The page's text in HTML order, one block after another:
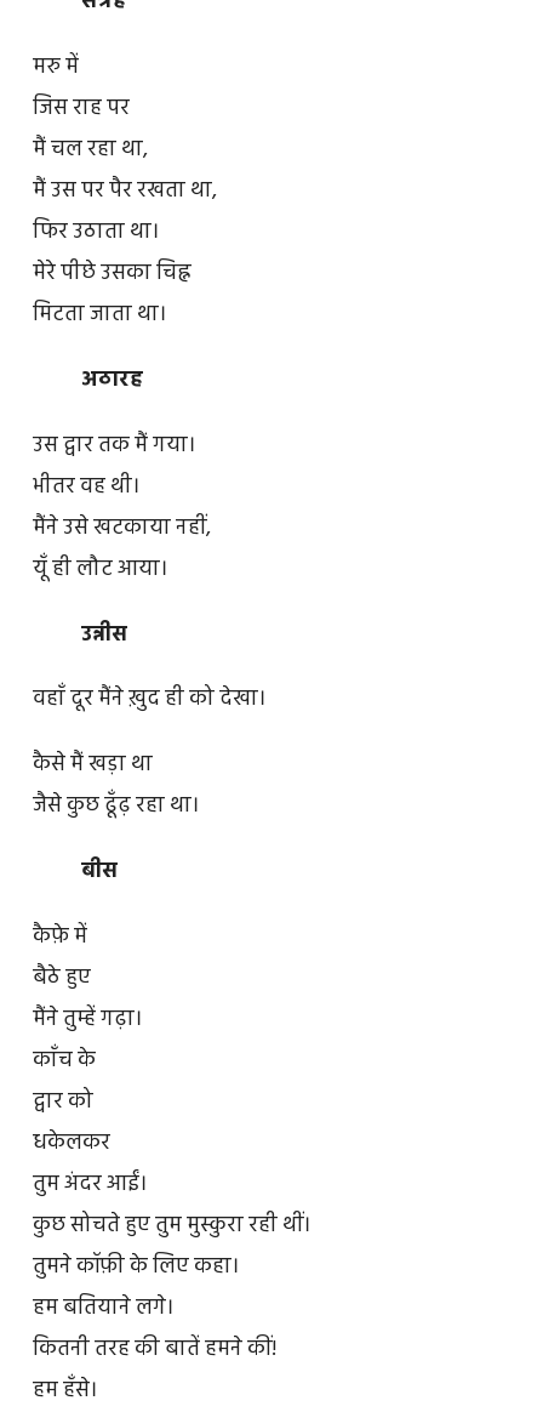
मरु में
जिस राह पर
मैं चल रहा था,
मैं उस पर पैर रखता था,
फिर उठाता था।
मेरे पीछे उसका चिह्न
मिटता जाता था।
अठारह
उस द्वार तक मैं गया।
भीतर वह थी।
मैंने उसे खटकाया नहीं,
यूँ ही लौट आया।
उन्नीस
वहाँ दूर मैंने ख़ुद ही को देखा।
कैसे मैं खड़ा था
जैसे कुछ ढूँढ़ रहा था।
बीस
कैफ़े में
बैठे हुए
मैंने तुम्हें गढ़ा।
काँच के
द्वार को
धकेलकर
तुम अंदर आईं।
कुछ सोचते हुए तुम मुस्कुरा रही थीं।
तुमने कॉफ़ी के लिए कहा।
हम बतियाने लगे।
कितनी तरह की बातें हमने कीं!
हम हँसे।